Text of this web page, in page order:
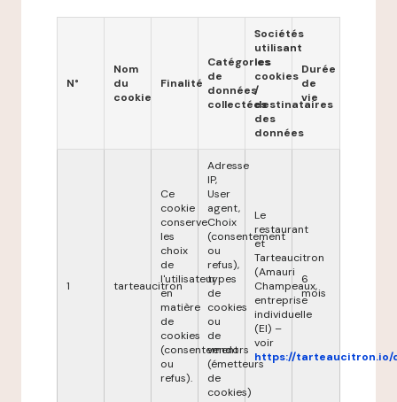
N°
Nom
du
cookie
Finalité
Catégories
de
données
collectées
Sociétés
utilisant
les
cookies
/
destinataires
des
données
Durée
de
vie
1 tarteaucitron
Ce
cookie
conserve
les
choix
de
l'utilisateur
en
matière
de
cookies
(consentement
ou
refus).
Adresse
IP,
User
agent,
Choix
(consentement
ou
refus),
types
de
cookies
ou
de
vendors
(émetteurs
de
cookies)
Le
restaurant
et
Tarteaucitron
(Amauri
Champeaux,
entreprise
individuelle
(EI) –
voir
https://tarteaucitron.io/
6
mois